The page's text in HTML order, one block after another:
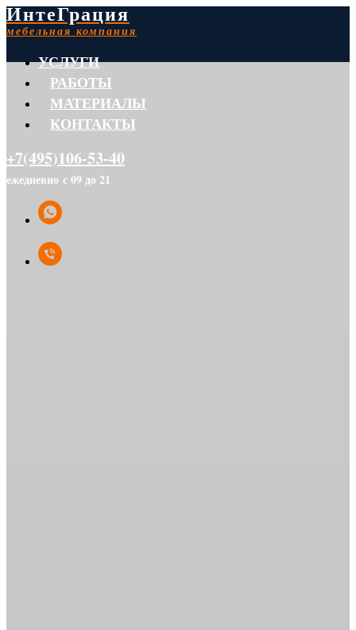
ИнтеГрация
мебельная компания
УСЛУГИ
РАБОТЫ
МАТЕРИАЛЫ
КОНТАКТЫ
+7(495)106-53-40
ежедневно с 09 до 21